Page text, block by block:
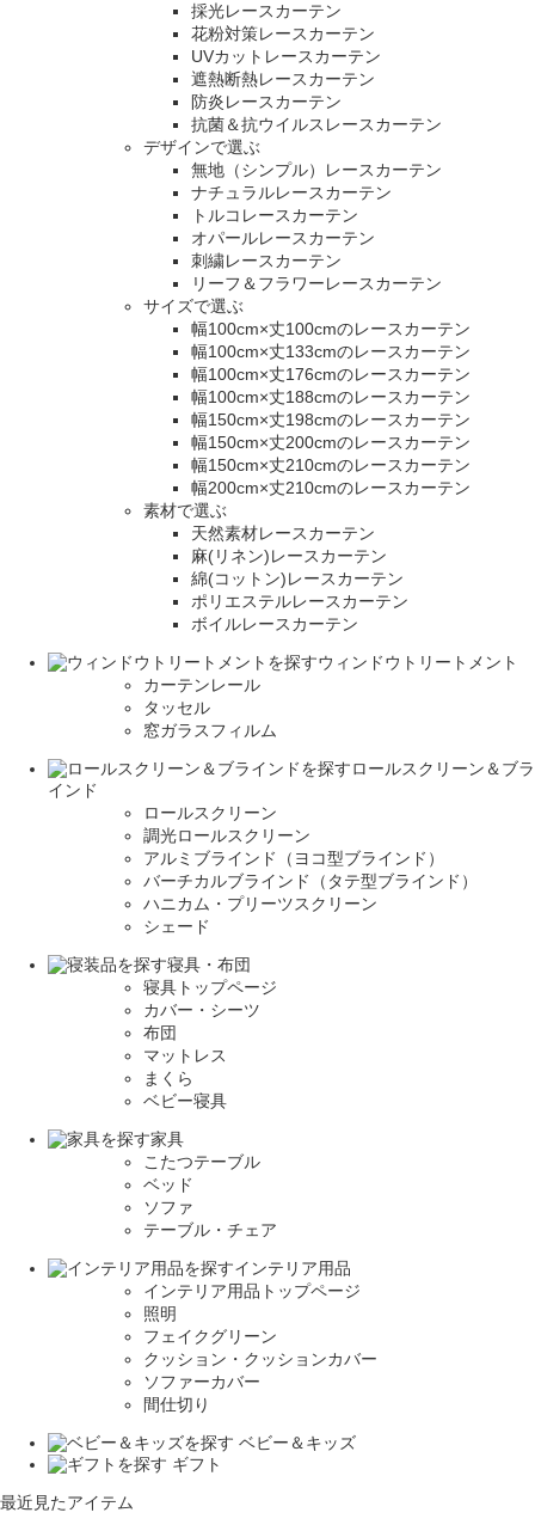
採光レースカーテン
花粉対策レースカーテン
UVカットレースカーテン
遮熱断熱レースカーテン
防炎レースカーテン
抗菌＆抗ウイルスレースカーテン
デザインで選ぶ
無地（シンプル）レースカーテン
ナチュラルレースカーテン
トルコレースカーテン
オパールレースカーテン
刺繍レースカーテン
リーフ＆フラワーレースカーテン
サイズで選ぶ
幅100cm×丈100cmのレースカーテン
幅100cm×丈133cmのレースカーテン
幅100cm×丈176cmのレースカーテン
幅100cm×丈188cmのレースカーテン
幅150cm×丈198cmのレースカーテン
幅150cm×丈200cmのレースカーテン
幅150cm×丈210cmのレースカーテン
幅200cm×丈210cmのレースカーテン
素材で選ぶ
天然素材レースカーテン
麻(リネン)レースカーテン
綿(コットン)レースカーテン
ポリエステルレースカーテン
ボイルレースカーテン
ウィンドウトリートメント
カーテンレール
タッセル
窓ガラスフィルム
ロールスクリーン＆ブラ
インド
ロールスクリーン
調光ロールスクリーン
アルミブラインド（ヨコ型ブラインド）
バーチカルブラインド（タテ型ブラインド）
ハニカム・プリーツスクリーン
シェード
寝具・布団
寝具トップページ
カバー・シーツ
布団
マットレス
まくら
ベビー寝具
家具
こたつテーブル
ベッド
ソファ
テーブル・チェア
インテリア用品
インテリア用品トップページ
照明
フェイクグリーン
クッション・クッションカバー
ソファーカバー
間仕切り
ベビー＆キッズ
ギフト
最近見たアイテム